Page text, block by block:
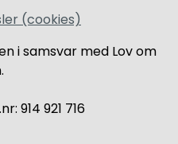
(cookies)
i samsvar med Lov om
914 921 716